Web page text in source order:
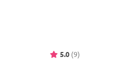
5.0 (9)